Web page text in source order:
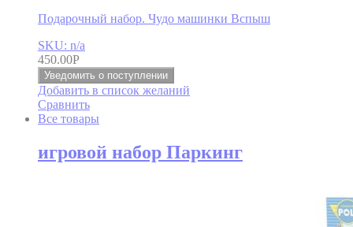
Подарочный набор. Чудо машинки Вспыш
SKU: n/a
450.00Р
Уведомить о поступлении
Добавить в список желаний
Сравнить
Все товары
игровой набор Паркинг